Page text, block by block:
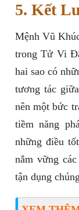
5. Kết
Mệnh Vũ
trong Tử Vi
hai sao có
tương tác
nên một bức
tiềm năng
những điều
nắm vững
tận dụng